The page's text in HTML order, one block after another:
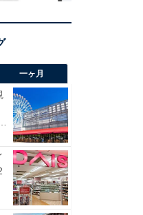
一ヶ月